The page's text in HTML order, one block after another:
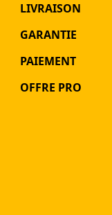
LIVRAISON
GARANTIE
PAIEMENT
OFFRE PRO